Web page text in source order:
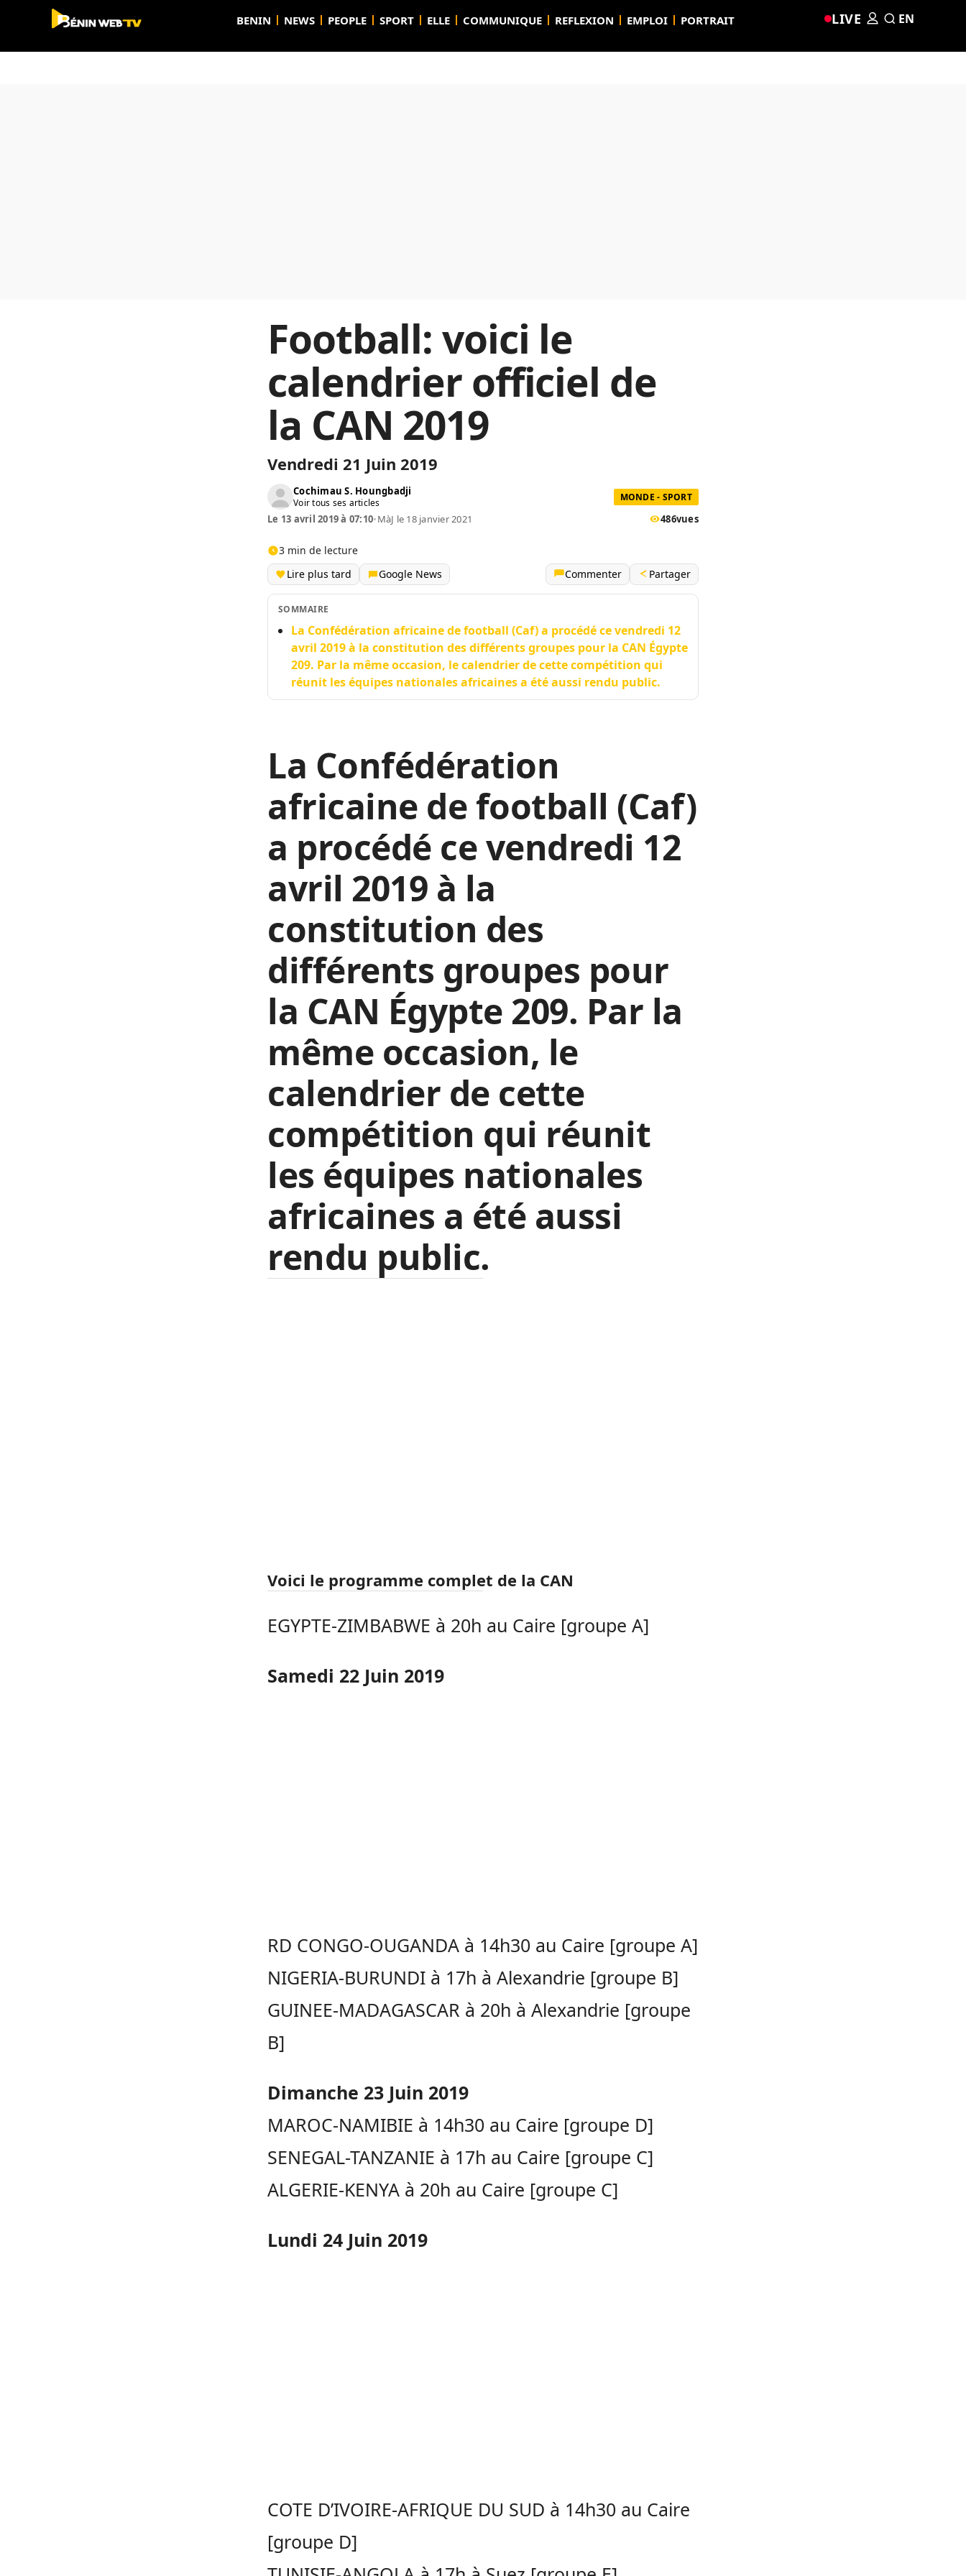
BENIN NEWS PEOPLE SPORT ELLE COMMUNIQUE REFLEXION EMPLOI PORTRAIT LIVE EN
Football: voici le
calendrier officiel de
la CAN 2019
Vendredi 21 Juin 2019
Cochimau S. Houngbadji
Voir tous ses articles MONDE - SPORT
Le 13 avril 2019 à 07:10•MàJ le 18 janvier 2021 486vues
3 min de lecture
Lire plus tard
Google News Commenter Partager
SOMMAIRE
La Confédération africaine de football (Caf) a procédé ce vendredi 12
avril 2019 à la constitution des différents groupes pour la CAN Égypte
209. Par la même occasion, le calendrier de cette compétition qui
réunit les équipes nationales africaines a été aussi rendu public.
La Confédération
africaine de football (Caf)
a procédé ce vendredi 12
avril 2019 à la
constitution des
différents groupes pour
la CAN Égypte 209. Par la
même occasion, le
calendrier de cette
compétition qui réunit
les équipes nationales
africaines a été aussi
rendu public.
Voici le programme complet de la CAN
EGYPTE-ZIMBABWE à 20h au Caire [groupe A]
Samedi 22 Juin 2019
RD CONGO-OUGANDA à 14h30 au Caire [groupe A]
NIGERIA-BURUNDI à 17h à Alexandrie [groupe B]
GUINEE-MADAGASCAR à 20h à Alexandrie [groupe
B]
Dimanche 23 Juin 2019
MAROC-NAMIBIE à 14h30 au Caire [groupe D]
SENEGAL-TANZANIE à 17h au Caire [groupe C]
ALGERIE-KENYA à 20h au Caire [groupe C]
Lundi 24 Juin 2019
COTE D’IVOIRE-AFRIQUE DU SUD à 14h30 au Caire
[groupe D]